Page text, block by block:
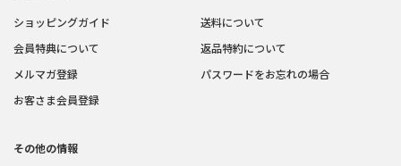
ショッピングガイド
会員特典について
メルマガ登録
お客さま会員登録
送料について
返品特約について
パスワードをお忘れの場合
その他の情報